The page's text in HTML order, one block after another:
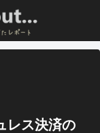
レス決済の